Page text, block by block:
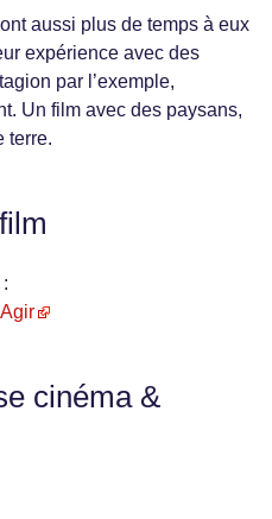
aussi plus de temps à eux
expérience avec des
par l’exemple,
Un film avec des paysans,
terre.
cinéma &